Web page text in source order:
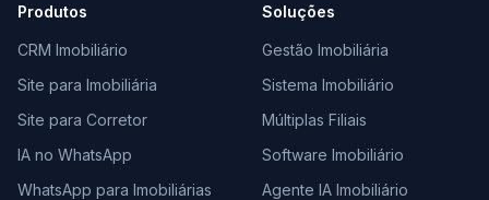
Produtos
CRM Imobiliário
Site para Imobiliária
Site para Corretor
IA no WhatsApp
WhatsApp para Imobiliárias
Soluções
Gestão Imobiliária
Sistema Imobiliário
Múltiplas Filiais
Software Imobiliário
Agente IA Imobiliário